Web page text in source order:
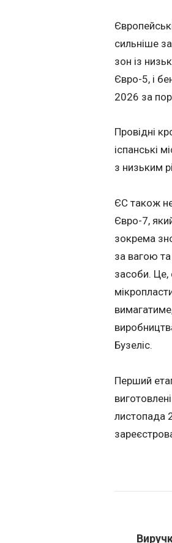
сильніше
зон із
Євро-5, і
2026 за
Провідні
іспанські
з низьким
ЄС також
Євро-7,
зокрема
за вагою
засоби. Це,
Бузеліс.
Перший
листопада